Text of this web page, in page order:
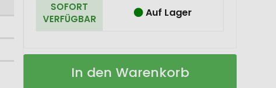
SOFORT
VERFÜGBAR
Auf Lager
Sophie
Auf
In den Warenkorb